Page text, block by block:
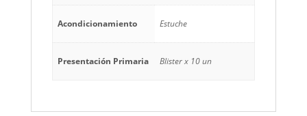
Acondicionamiento Estuche
Presentación Primaria Blister x 10 un